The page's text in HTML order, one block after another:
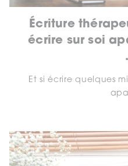
Écriture
écrire sur soi
Et si écrire quelques